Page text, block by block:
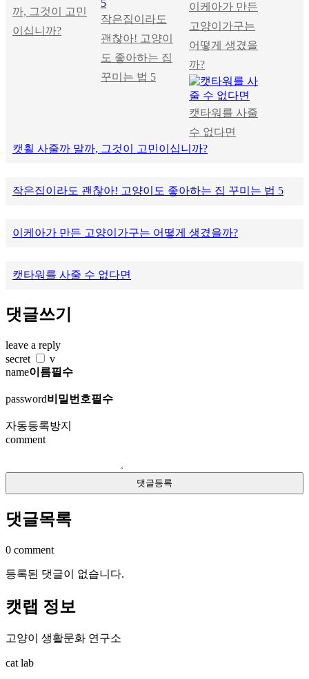
까, 그것이 고민
이십니까?
작은집이라도
괜찮아! 고양이
도 좋아하는 집
꾸미는 법 5
이케아가 만든
고양이가구는
어떻게 생겼을
까?
캣타워를 사줄
수 없다면
캣휠 사줄까 말까, 그것이 고민이십니까?
작은집이라도 괜찮아! 고양이도 좋아하는 집 꾸미는 법 5
이케아가 만든 고양이가구는 어떻게 생겼을까?
캣타워를 사줄 수 없다면
댓글쓰기
leave a reply
secret
v
name이름필수
password비밀번호필수
자동등록방지
comment
댓글목록
0 comment
등록된 댓글이 없습니다.
캣랩 정보
고양이 생활문화 연구소
cat lab